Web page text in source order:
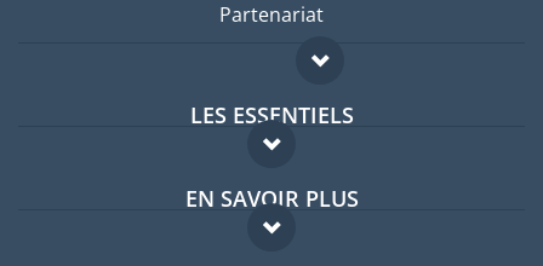
Partenariat
LES ESSENTIELS
Forum expatriés
Guides pays
EN SAVOIR PLUS
FAQ